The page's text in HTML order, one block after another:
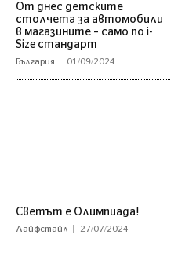
От днес детските
столчета за автомобили
в магазините – само по i-
Size стандарт
България 01/09/2024
Светът е Олимпиада!
Лайфстайл 27/07/2024